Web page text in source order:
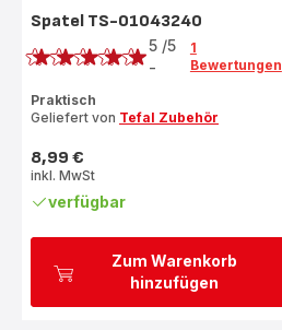
Zum Warenkorb
hinzufügen
Spatel TS-01043240
Bewertung
mit
5
(Durchschnitt)
5 /5
-
1
Bewertungen
Praktisch
Geliefert von Tefal Zubehör
Preis
8,99 €
inkl. MwSt
verfügbar